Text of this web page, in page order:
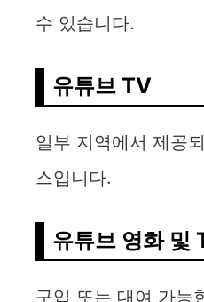
수 있습니다.
유튜브 TV
일부 지역에서 제공
스입니다.
유튜브 영화 및
구입 또는 대여 가능